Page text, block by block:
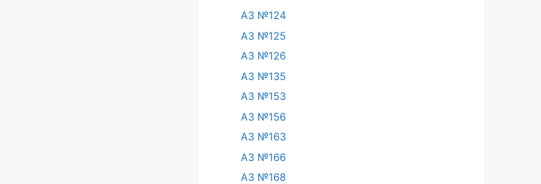
АЗ №124
АЗ №125
АЗ №126
АЗ №135
АЗ №153
АЗ №156
АЗ №163
АЗ №166
АЗ №168